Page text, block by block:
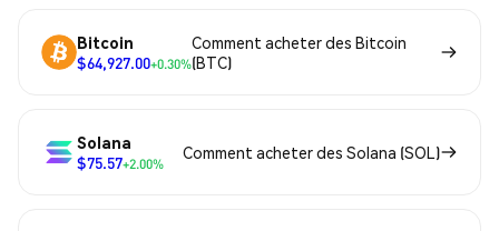
Bitcoin
$64,927.00+0.30%
Comment acheter des Bitcoin
(BTC)
Solana
$75.57+2.00%
Comment acheter des Solana (SOL)